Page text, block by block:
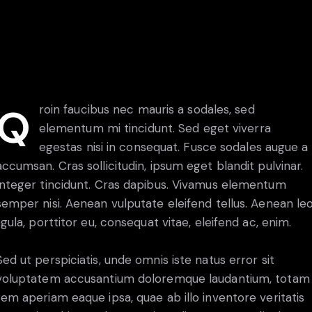
mauris a sodales, sed
elementum mi tincidunt. Sed eget viverra
egestas nisi in consequat. Fusce sodales augue a
Cras sollicitudin, ipsum eget blandit pulvinar.
tincidunt. Cras dapibus. Vivamus elementum
nisi. Aenean vulputate eleifend tellus. Aenean
porttitor eu, consequat vitae, eleifend ac, enim.
ut perspiciatis, unde omnis iste natus error sit
accusantium doloremque laudantium, totam
aperiam eaque ipsa, quae ab illo inventore veritatis